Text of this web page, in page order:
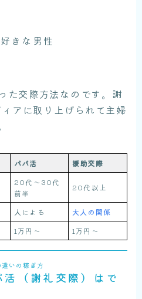
きな男性
た交際方法なのです。謝
アに取り上げられて主婦
パパ活 援助交際
20代〜30代
前半
20代以上
人による
大人の関係
1万円〜 1万円〜
いの稼ぎ方
（謝礼交際）はで